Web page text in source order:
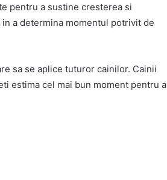
pentru a sustine cresterea si
a determina momentul potrivit de
sa se aplice tuturor cainilor. Cainii
estima cel mai bun moment pentru a